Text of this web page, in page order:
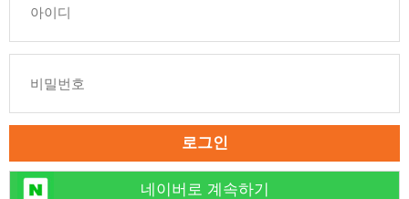
로그인
네이버로 계속하기